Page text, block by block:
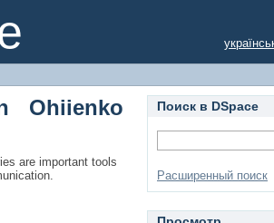
Ohiienko
are important tools
Поиск в DSpace
Расширенный поиск